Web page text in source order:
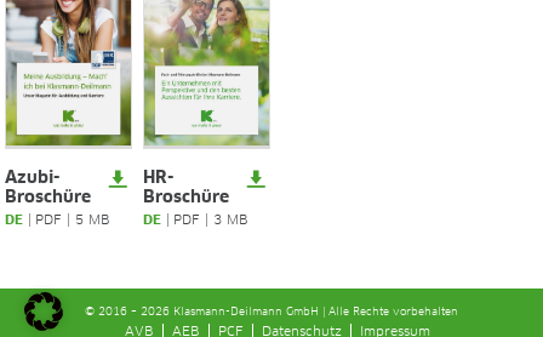
Azubi-
Broschüre
DE| PDF 5 MB
HR-
Broschüre
DE| PDF 3 MB
© 2016 – 2026 Klasmann-Deilmann GmbH | Alle Rechte vorbehalten
AVB AEB PCF Datenschutz Impressum